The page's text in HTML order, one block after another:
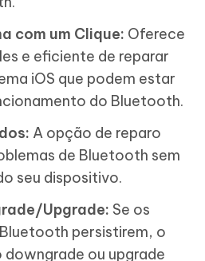
com um Clique: Oferece
e eficiente de reparar
iOS que podem estar
do Bluetooth.
A opção de reparo
de Bluetooth sem
seu dispositivo.
Upgrade: Se os
persistirem, o
ou upgrade